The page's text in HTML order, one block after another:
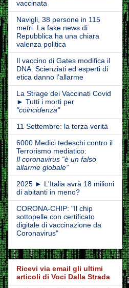
vaccinata
Navigli, 38 persone in 115
metri. La fake news di
Repubblica ha una chiara
valenza politica
Il vaccino di Gates modifica il
DNA: Scienziati ed esperti di
etica danno l’allarme
La Strage dei Vaccinati Covid
► Tutti i morti per
"coincidenza"
11 Settembre: la terza verità
6000 Medici tedeschi contro il
Terrorismo mediatico:
Il coronavirus “è un falso
allarme globale”
2025 ► L'Italia avrà 18 milioni
di abitanti in meno?
CORONA-CHIP: "Il chip
sottopelle con certificato
digitale di vaccinazione da
Coronavirus"
Ricevi via email gli ultimi
articoli di Voci Dalla Strada